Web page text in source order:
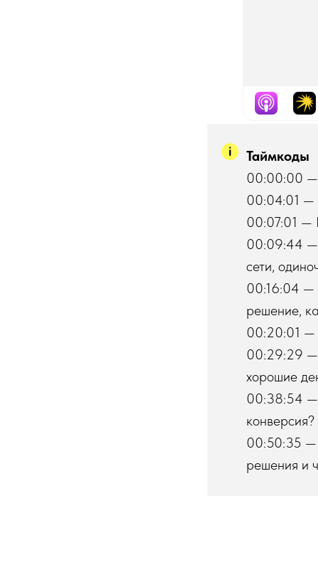
Таймкоды
00:00:00
00:04:01 —
00:07:01 —
00:09:44 —
сети,
00:16:04 —
решение,
00:20:01 —
00:29:29 —
хорошие
00:38:54 —
конверсия?
00:50:35 —
решения и